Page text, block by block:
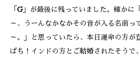
「 G 」が最後に残っていました。確かに
～、うーんなかなかその音が入る名前っ
～。」と思っていたら、本日運命の方が
ぱち！インドの方とご結婚されたそうで